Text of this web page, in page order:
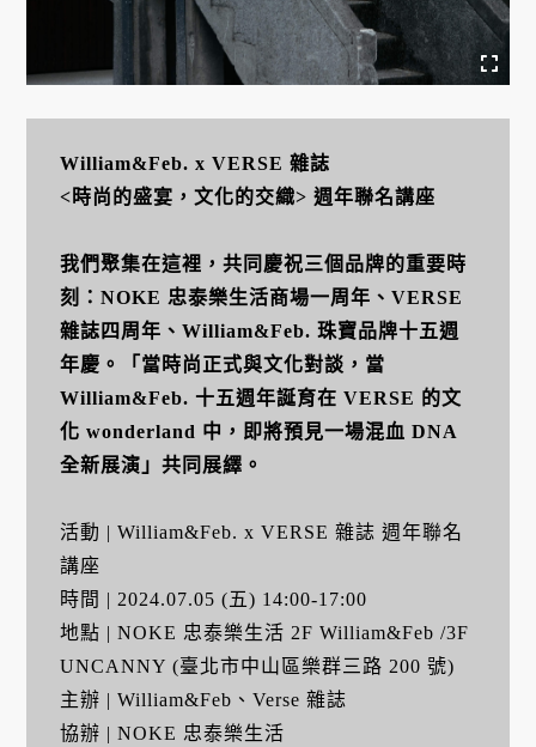
William&Feb. x VERSE 雜誌
<時尚的盛宴，文化的交織> 週年聯名講座
我們聚集在這裡，共同慶祝三個品牌的重要時
刻：NOKE 忠泰樂生活商場一周年、VERSE
雜誌四周年、William&Feb. 珠寶品牌十五週
年慶。「當時尚正式與文化對談，當
William&Feb. 十五週年誕育在 VERSE 的文
化 wonderland 中，即將預見一場混血 DNA
全新展演」共同展繹。
活動 | William&Feb. x VERSE 雜誌 週年聯名
講座
時間 | 2024.07.05 (五) 14:00-17:00
地點 | NOKE 忠泰樂生活 2F William&Feb /3F
UNCANNY (臺北市中山區樂群三路 200 號)
主辦 | William&Feb、Verse 雜誌
協辦 | NOKE 忠泰樂生活